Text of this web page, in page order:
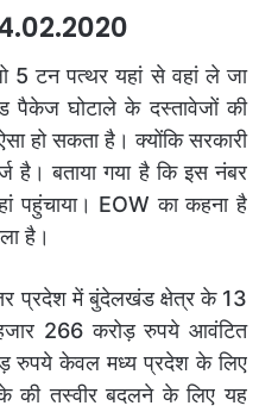
5 टन पत्थर यहां से वहां ले जा
घोटाले के दस्तावेजों की
हो सकता है। क्योंकि सरकारी
है। बताया गया है कि इस नंबर
पहुंचाया। EOW का कहना है
है।
प्रदेश में बुंदेलखंड क्षेत्र के 13
266 करोड़ रुपये आवंटित
रुपये केवल मध्य प्रदेश के लिए
की तस्वीर बदलने के लिए यह